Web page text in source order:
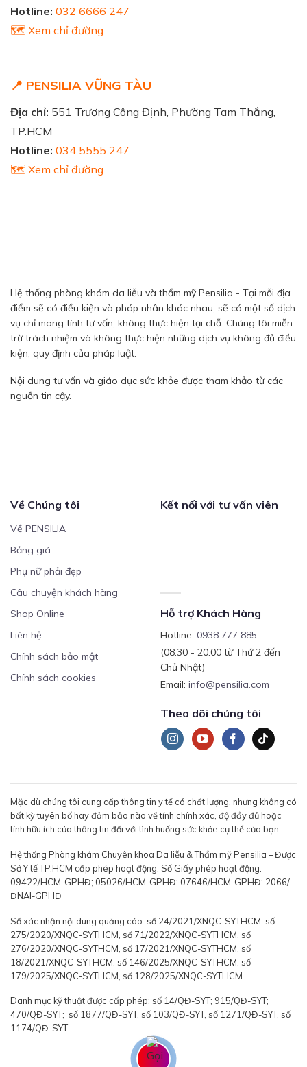
Hotline: 032 6666 247
🗺️ Xem chỉ đường
📍 PENSILIA VŨNG TÀU
Địa chỉ: 551 Trương Công Định, Phường Tam Thắng,
TP.HCM
Hotline: 034 5555 247
🗺️ Xem chỉ đường
Hệ thống phòng khám da liễu và thẩm mỹ Pensilia - Tại mỗi địa
điểm sẽ có điều kiện và pháp nhân khác nhau, sẽ có một số dịch
vụ chỉ mang tính tư vấn, không thực hiện tại chỗ. Chúng tôi miễn
trừ trách nhiệm và không thực hiện những dịch vụ không đủ điều
kiện, quy định của pháp luật.
Nội dung tư vấn và giáo dục sức khỏe được tham khảo từ các
nguồn tin cậy.
Về Chúng tôi
Về PENSILIA
Bảng giá
Phụ nữ phải đẹp
Câu chuyện khách hàng
Shop Online
Liên hệ
Chính sách bảo mật
Chính sách cookies
Kết nối với tư vấn viên
Hỗ trợ Khách Hàng
Hotline: 0938 777 885
(08:30 - 20:00 từ Thứ 2 đến
Chủ Nhật)
Email: info@pensilia.com
Theo dõi chúng tôi
Mặc dù chúng tôi cung cấp thông tin y tế có chất lượng, nhưng không có
bất kỳ tuyên bố hay đảm bảo nào về tính chính xác, độ đầy đủ hoặc
tính hữu ích của thông tin đối với tình huống sức khỏe cụ thể của bạn.
Hệ thống Phòng khám Chuyên khoa Da liễu & Thẩm mỹ Pensilia – Được
Sở Y tế TP.HCM cấp phép hoạt động: Số Giấy phép hoạt động:
09422/HCM-GPHĐ; 05026/HCM-GPHĐ; 07646/HCM-GPHĐ; 2066/
ĐNAI-GPHĐ
Số xác nhận nội dung quảng cáo: số 24/2021/XNQC-SYTHCM, số
275/2020/XNQC-SYTHCM, số 71/2022/XNQC-SYTHCM, số
276/2020/XNQC-SYTHCM, số 17/2021/XNQC-SYTHCM, số
18/2021/XNQC-SYTHCM, số 146/2025/XNQC-SYTHCM, số
179/2025/XNQC-SYTHCM, số 128/2025/XNQC-SYTHCM
Danh mục kỹ thuật được cấp phép: số 14/QĐ-SYT; 915/QĐ-SYT;
470/QĐ-SYT; số 1877/QĐ-SYT, số 103/QĐ-SYT, số 1271/QĐ-SYT, số
1174/QĐ-SYT